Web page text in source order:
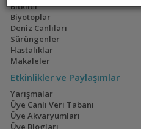
Bitkiler
Biyotoplar
Deniz Canlıları
Sürüngenler
Hastalıklar
Makaleler
Etkinlikler ve Paylaşımlar
Yarışmalar
Üye Canlı Veri Tabanı
Üye Akvaryumları
Üye Blogları